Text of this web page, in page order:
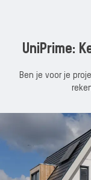
UniPrime:
Ben je voor je